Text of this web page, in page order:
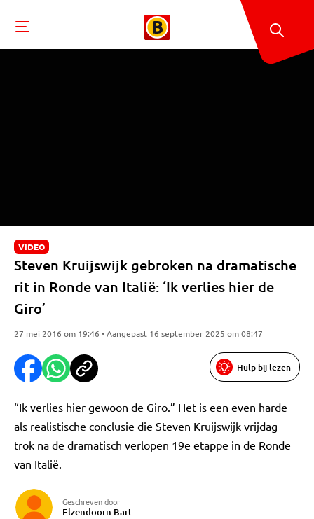
VIDEO
Steven Kruijswijk gebroken na dramatische
rit in Ronde van Italië: ‘Ik verlies hier de
Giro’
27 mei 2016 om 19:46 • Aangepast 16 september 2025 om 08:47
Hulp bij lezen
“Ik verlies hier gewoon de Giro.” Het is een even harde
als realistische conclusie die Steven Kruijswijk vrijdag
trok na de dramatisch verlopen 19e etappe in de Ronde
van Italië.
Geschreven door
Elzendoorn Bart